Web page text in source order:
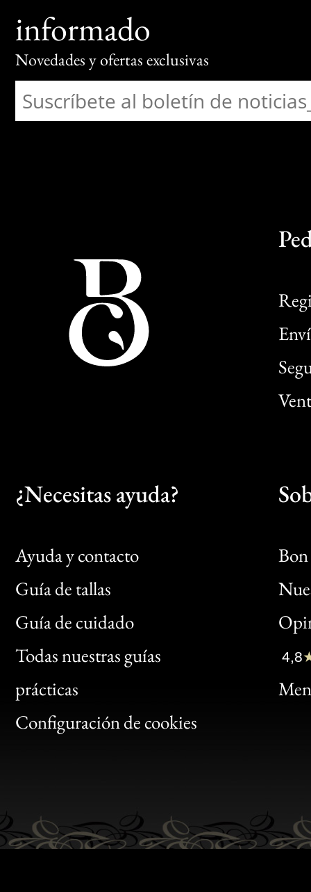
informado
Novedades y ofertas exclusivas
¿Necesitas ayuda?
Ayuda y contacto
Guía de tallas
Guía de cuidado
Todas nuestras guías
prácticas
Configuración de cookies
Bon
Clic
Bon
4,8